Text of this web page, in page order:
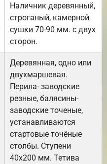
Наличник деревянный,
строганый, камерной
сушки 70-90 мм. с двух
сторон.
Деревянная, одно или
двухмаршевая.
Перила- заводские
резные, балясины-
заводские точеные,
устанавливаются
стартовые точёные
столбы. Ступени
40х200 мм. Тетива